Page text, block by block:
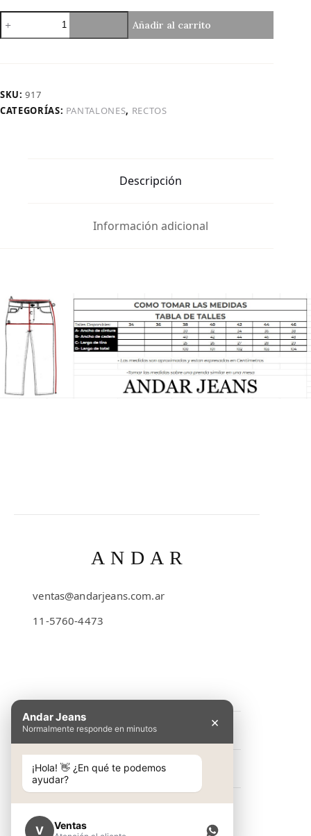
Art.
917
Clasico
cantidad
Añadir al carrito
SKU:917
CATEGORÍAS: PANTALONES, RECTOS
Descripción
Información adicional
ANDAR
ventas@andarjeans.com.ar
11-5760-4473
INFORMACIÓN
Preguntas Frecuentes
NOSOTROS
Conocé Andar Jeans
Andar Jeans
Normalmente responde en minutos ×
¡Hola! 👋 ¿En qué te podemos
ayudar?
V Ventas